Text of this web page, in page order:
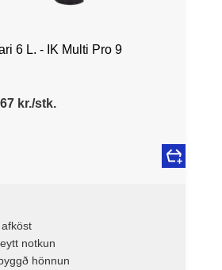
6 L. - IK Multi Pro 9
kr./stk.
notkun
hönnun